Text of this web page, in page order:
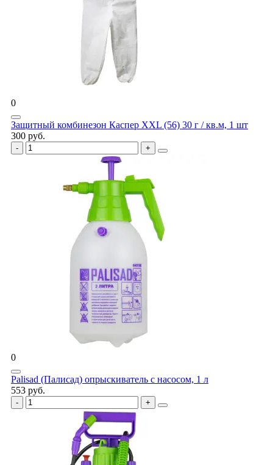
0
Защитный комбинезон Каспер XXL (56) 30 г / кв.м, 1 шт
300 руб.
0
Palisad (Палисад) опрыскиватель с насосом, 1 л
553 руб.